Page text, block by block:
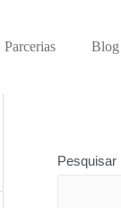
Parcerias Blog
Pesquisar